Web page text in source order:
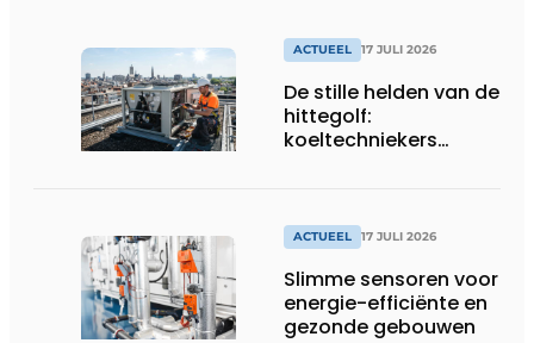
ACTUEEL 17 JULI 2026
De stille helden van de
hittegolf:
koeltechniekers
productiebedrijven
ACTUEEL 17 JULI 2026
Slimme sensoren voor
energie-efficiënte en
gezonde gebouwen